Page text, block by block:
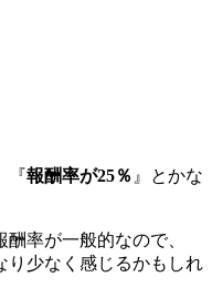
『報酬率が25％ 』とかな
率が一般的なので、
り少なく感じるかもしれ